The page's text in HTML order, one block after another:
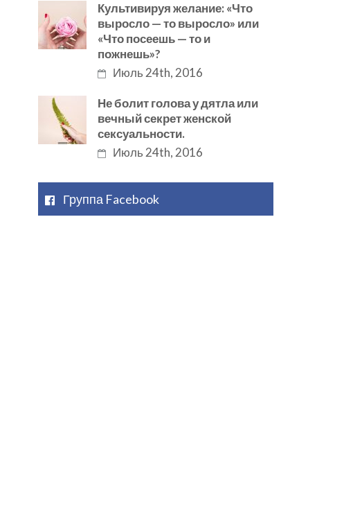
Культивируя желание: «Что
выросло — то выросло» или
«Что посеешь — то и
пожнешь»?
Июль 24th, 2016
Не болит голова у дятла или
вечный секрет женской
сексуальности.
Июль 24th, 2016
Группа Facebook